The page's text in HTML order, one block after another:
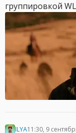
группировкой
ILYA11:30, 9